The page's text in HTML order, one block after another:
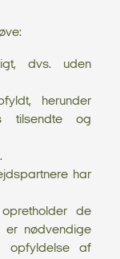
dvs. uden
herunder
tilsendte og
har
de
er nødvendige
opfyldelse af